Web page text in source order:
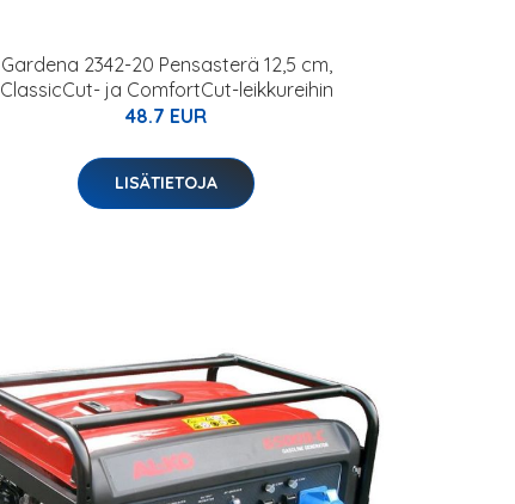
Gardena 2342-20 Pensasterä 12,5 cm,
ClassicCut- ja ComfortCut-leikkureihin
48.7 EUR
LISÄTIETOJA